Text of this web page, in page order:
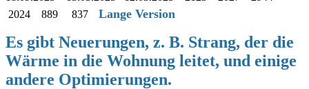
2024 889 837
Lange Version
Es gibt Neuerungen, z. B. Strang, der die
Wärme in die Wohnung leitet, und einige
andere Optimierungen.